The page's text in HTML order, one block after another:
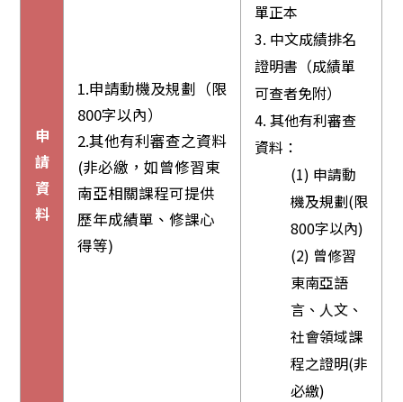
申
請
資
料
1.申請動機及規劃（限
800字以內）
2.其他有利審查之資料
(非必繳，如曾修習東
南亞相關課程可提供
歷年成績單、修課心
得等)
單正本
3. 中文成績排名
證明書（成績單
可查者免附）
4.其他有利審查
資料：
(1) 申請動
機及規劃(限
800字以內)
(2) 曾修習
東南亞語
言、人文、
社會領域課
程之證明(非
必繳)